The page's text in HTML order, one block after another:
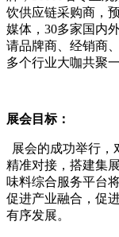
饮供应链采购商，
媒体， 30多家国内
请品牌商、经销商、
多个行业大咖共聚
展会目标：
展会的成功举行，
精准对接，搭建集
味料综合服务平台
促进产业融合，促
有序发展。